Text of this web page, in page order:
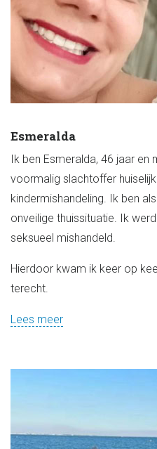
Esmeralda
Ik ben Esmeralda, 46 jaar en
voormalig slachtoffer
kindermishandeling. Ik ben
onveilige thuissituatie. Ik
seksueel mishandeld.
Hierdoor kwam ik keer op
terecht.
Lees meer